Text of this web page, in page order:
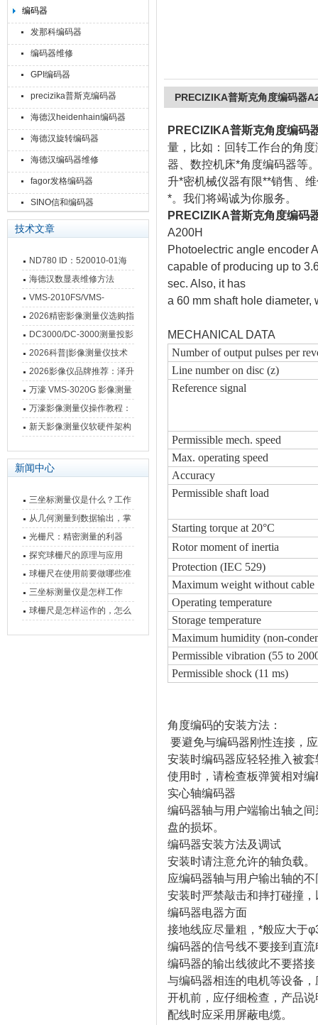
编码器
发那科编码器
编码器维修
GPI编码器
precizika普斯克编码器
海德汉heidenhain编码器
海德汉旋转编码器
海德汉编码器维修
fagor发格编码器
SINO信和编码器
技术文章
ND780 ID：520010-01海
德汉数显表故障维修内容
海德汉数显表维修方法
VMS-2010FS/VMS-
3020FS/VMS-4030FS手动
影像测量仪技术参数
2026精密影像测量仪选购指
南 靠谱品牌一站式选型推荐
DC3000/DC-3000测量投影
仪万濠数据处理器数显表故
障维修方法
2026科普|影像测量仪技术
原理、分类及选型应用
2026影像仪品牌推荐：泽升
影像测量仪选型指南
万濠 VMS-3020G 影像测量
仪技术规格与应用解析
万濠影像测量仪操作教程：
从开机到出报告，新手也能
新天影像测量仪软硬件架构
新闻中心
三坐标测量仪是什么？工作
原理、分类与核心功能一次
讲清
从几何测量到数据输出，掌
握万濠影像测量仪的六大核
心能力
光栅尺：精密测量的利器
探究球栅尺的原理与应用
球栅尺在使用前要做哪些准
备工作？
三坐标测量仪是怎样工作
的，功能有什么优势？
球栅尺是怎样运作的，怎么
PRECIZIKA普斯克角度编码器
PRECIZIKA普斯克角度编码
量，比如：回转工作台的角
器、数控机床*角度编码器等
升*密机械仪器有限**销售、
*。我们将竭诚为你服务。
PRECIZIKA普斯克角度编码
A200H
Photoelectric angle encoder
capable of producing up to
sec. Also, it has
a 60 mm shaft hole diameter,
MECHANICAL DATA
Number of output pulses per
Line number on disc (z)
Reference signal
Permissible mech. speed
Max. operating speed
Accuracy
Permissible shaft load
Starting torque at 20°C
Rotor moment of inertia
Protection (IEC 529)
Maximum weight without cable
Operating temperature
Storage temperature
Maximum humidity (non-
Permissible vibration (55 to
Permissible shock (11 ms)
角度编码的安装方法：
要避免与编码器刚性连接，
安装时编码器应轻轻推入被
使用时，请检查板弹簧相对
实心轴编码器
编码器轴与用户端输出轴之
盘的损坏。
编码器安装方法及调试
安装时请注意允许的轴负载。
应编码器轴与用户输出轴的
安装时严禁敲击和摔打碰撞
编码器电器方面
接地线应尽量粗，*般应大于
编码器的信号线不要接到直
编码器的输出线彼此不要搭
与编码器相连的电机等设备
开机前，应仔细检查，产品
配线时应采用屏蔽电缆。